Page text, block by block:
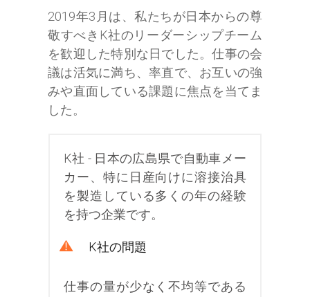
2019年3月は、私たちが日本からの尊
敬すべきK社のリーダーシップチーム
を歓迎した特別な日でした。仕事の会
議は活気に満ち、率直で、お互いの強
みや直面している課題に焦点を当てま
した。
K社 - 日本の広島県で自動車メー
カー、特に日産向けに溶接治具
を製造している多くの年の経験
を持つ企業です。
K社の問題
仕事の量が少なく不均等である